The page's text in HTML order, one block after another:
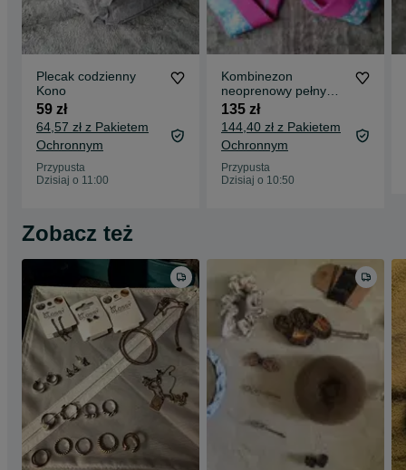
Plecak codzienny
Kono
59 zł
64,57 zł z Pakietem
Ochronnym
Przypusta
Dzisiaj o 11:00
Kombinezon
neoprenowy pełny
pianka 4 - 6 lat
135 zł
144,40 zł z Pakietem
Ochronnym
Przypusta
Dzisiaj o 10:50
Zobacz też